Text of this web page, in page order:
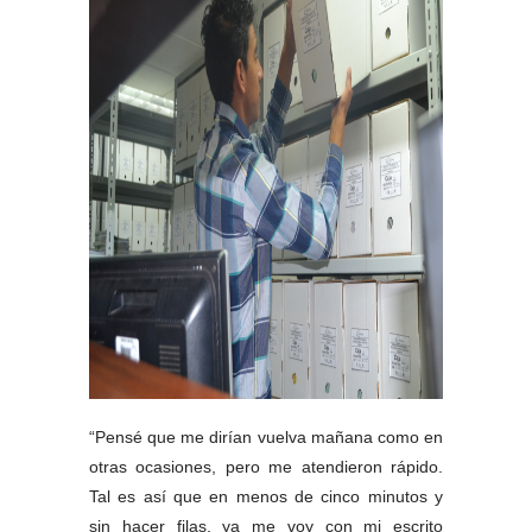
“Pensé que me dirían vuelva mañana como en
otras ocasiones, pero me atendieron rápido.
Tal es así que en menos de cinco minutos y
sin hacer filas, ya me voy con mi escrito